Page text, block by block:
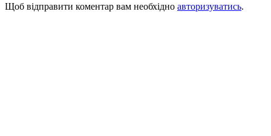
Щоб відправити коментар вам необхідно авторизуватись.